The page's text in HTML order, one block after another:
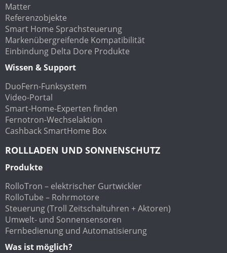
Matter
Referenzobjekte
Smart Home Sprachsteuerung
Markenübergreifende Kompatibilität
Einbindung Delta Dore Produkte
Wissen & Support
DuoFern-Funksystem
Video-Portal
Smart-Home-Experten finden
Fernotron-Wechselaktion
Cashback SmartHome Box
ROLLLADEN UND SONNENSCHUTZ
Produkte
RolloTron – elektrischer Gurtwickler
RolloTube – Rohrmotore
Steuerung (Troll Zeitschaltuhren + Aktoren)
Umwelt- und Sonnensensoren
Fernbedienung und Automatisierung
Was ist möglich?